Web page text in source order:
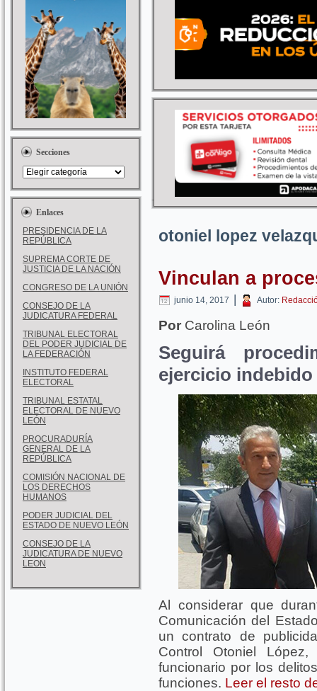
Secciones
Enlaces
PRESIDENCIA DE LA
REPÚBLICA
SUPREMA CORTE DE
JUSTICIA DE LA NACIÓN
CONGRESO DE LA UNIÓN
CONSEJO DE LA
JUDICATURA FEDERAL
TRIBUNAL ELECTORAL
DEL PODER JUDICIAL DE
LA FEDERACIÓN
INSTITUTO FEDERAL
ELECTORAL
TRIBUNAL ESTATAL
ELECTORAL DE NUEVO
LEÓN
PROCURADURÍA
GENERAL DE LA
REPÚBLICA
COMISIÓN NACIONAL DE
LOS DERECHOS
HUMANOS
PODER JUDICIAL DEL
ESTADO DE NUEVO LEÓN
CONSEJO DE LA
JUDICATURA DE NUEVO
LEON
otoniel lopez
Vinculan a
junio 14, 2017 | Autor:
Por Carolina León
Seguirá
ejercicio
Al considerar que
Comunicación del
un contrato de
Control Otoniel
funcionario por los
funciones. Leer el resto